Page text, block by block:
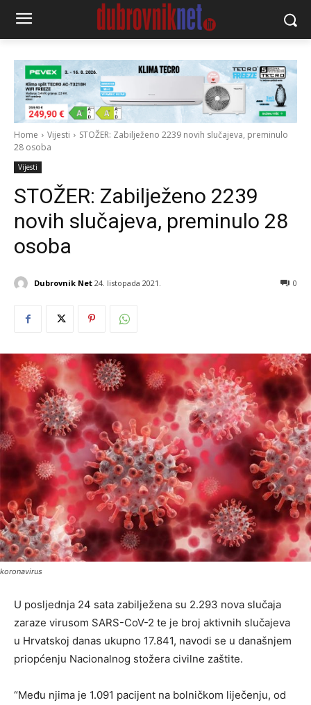
Home Vijesti
STOŽER: Zabilježeno 2239 novih slučajeva, preminulo
28 osoba
Vijesti
STOŽER: Zabilježeno 2239
novih slučajeva, preminulo 28
osoba
Dubrovnik Net 24. listopada 2021. 0
koronavirus
U posljednja 24 sata zabilježena su 2.293 nova slučaja
zaraze virusom SARS-CoV-2 te je broj aktivnih slučajeva
u Hrvatskoj danas ukupno 17.841, navodi se u današnjem
priopćenju Nacionalnog stožera civilne zaštite.
“Među njima je 1.091 pacijent na bolničkom liječenju, od